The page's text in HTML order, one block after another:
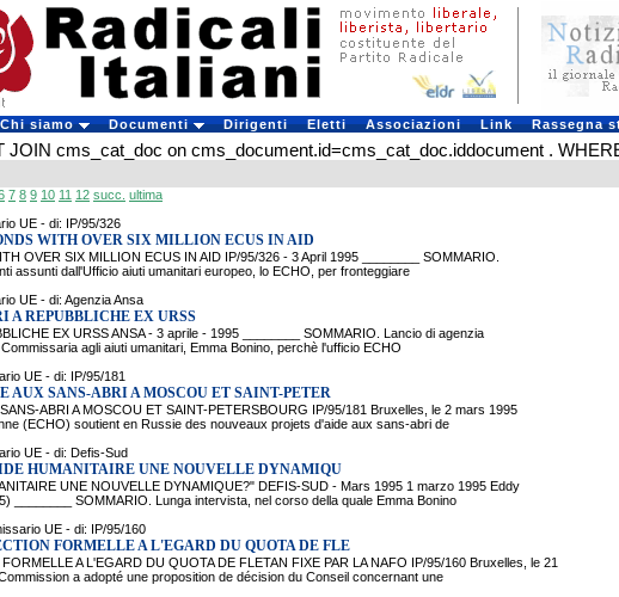
Chi siamo Documenti Dirigenti Eletti Associazioni Link Rassegna
cms_cat_doc on cms_document.id=cms_cat_doc.iddocument .
7 8 9 10 11 12 succ. ultima
UE - di: IP/95/326
WITH OVER SIX MILLION ECUS IN AID
OVER SIX MILLION ECUS IN AID IP/95/326 - 3 April 1995 ________ SOMMARIO.
assunti dall'Ufficio aiuti umanitari europeo, lo ECHO, per fronteggiare
UE - di: Agenzia Ansa
REPUBBLICHE EX URSS
EX URSS ANSA - 3 aprile - 1995 ________ SOMMARIO. Lancio di agenzia
agli aiuti umanitari, Emma Bonino, perchè l'ufficio ECHO
UE - di: IP/95/181
AUX SANS-ABRI A MOSCOU ET SAINT-PETER
ABRI A MOSCOU ET SAINT-PETERSBOURG IP/95/181 Bruxelles, le 2 mars 1995
(ECHO) soutient en Russie des nouveaux projets d'aide aux sans-abri de
UE - di: Defis-Sud
HUMANITAIRE UNE NOUVELLE DYNAMIQU
UNE NOUVELLE DYNAMIQUE?" DEFIS-SUD - Mars 1995 1 marzo 1995 Eddy
________ SOMMARIO. Lunga intervista, nel corso della quale Emma Bonino
UE - di: IP/95/160
FORMELLE A L'EGARD DU QUOTA DE FLE
A L'EGARD DU QUOTA DE FLETAN FIXE PAR LA NAFO IP/95/160 Bruxelles, le 21
a adopté une proposition de décision du Conseil concernant une